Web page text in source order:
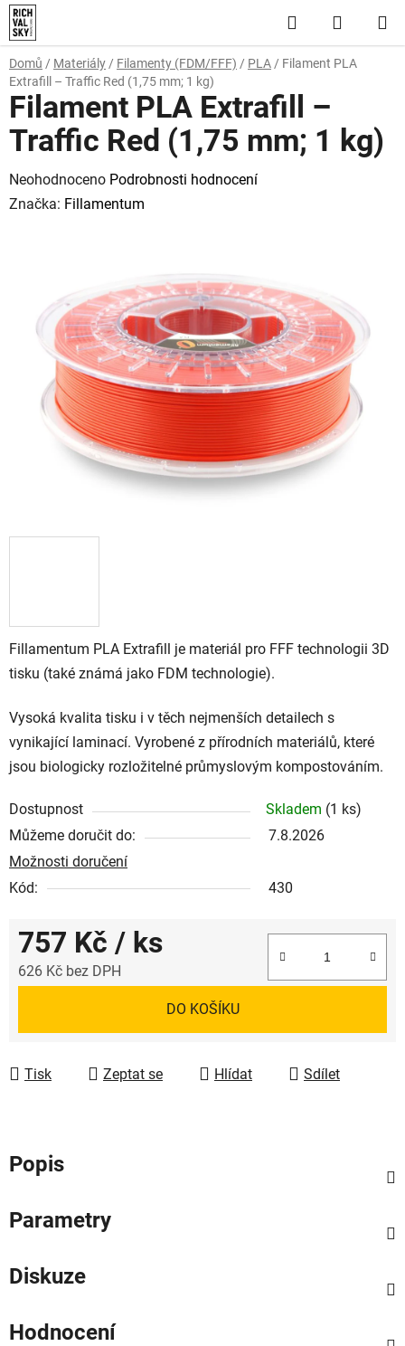
Přejít
na
obsah
Hledat
KOŠÍK
Domů / Materiály / Filamenty (FDM/FFF) / PLA / Filament PLA
Extrafill – Traffic Red (1,75 mm; 1 kg)
Fillamentum PLA Extrafill je materiál pro FFF technologii 3D
tisku (také známá jako FDM technologie).
Vysoká kvalita tisku i v těch nejmenších detailech s
vynikající laminací. Vyrobené z přírodních materiálů, které
jsou biologicky rozložitelné průmyslovým kompostováním.
Dostupnost Skladem (1 ks)
Můžeme doručit do:
7.8.2026
Možnosti doručení
Kód:
430
757 Kč / ks
626 Kč bez DPH
DO KOŠÍKU
Tisk Zeptat se Hlídat Sdílet
Filament PLA Extrafill –
Traffic Red (1,75 mm; 1 kg)
Průměrné
hodnocení
hvězdiček.
Neohodnoceno Podrobnosti hodnocení
Značka: Fillamentum
Popis
Parametry
Diskuze
Hodnocení